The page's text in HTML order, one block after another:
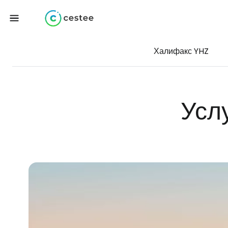
Халифакс YHZ